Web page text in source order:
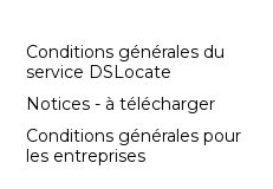
Conditions générales du
service DSLocate
Notices - à télécharger
Conditions générales pour
les entreprises